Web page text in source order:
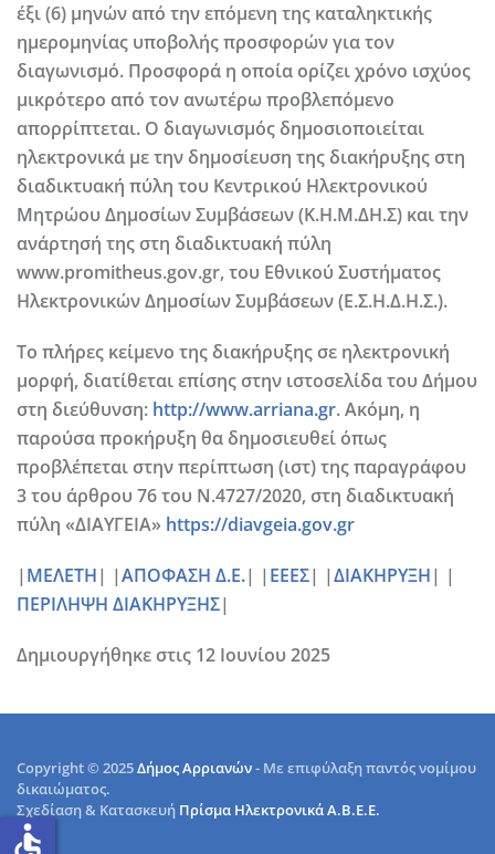
έξι (6) μηνών από την επόμενη της καταληκτικής
ημερομηνίας υποβολής προσφορών για τον
διαγωνισμό. Προσφορά η οποία ορίζει χρόνο ισχύος
μικρότερο από τον ανωτέρω προβλεπόμενο
απορρίπτεται. Ο διαγωνισμός δημοσιοποιείται
ηλεκτρονικά με την δημοσίευση της διακήρυξης στη
διαδικτυακή πύλη του Κεντρικού Ηλεκτρονικού
Μητρώου Δημοσίων Συμβάσεων (Κ.Η.Μ.ΔΗ.Σ) και την
ανάρτησή της στη διαδικτυακή πύλη
www.promitheus.gov.gr, του Εθνικού Συστήματος
Ηλεκτρονικών Δημοσίων Συμβάσεων (Ε.Σ.Η.Δ.Η.Σ.).
Το πλήρες κείμενο της διακήρυξης σε ηλεκτρονική
μορφή, διατίθεται επίσης στην ιστοσελίδα του Δήμου
στη διεύθυνση: http://www.arriana.gr. Ακόμη, η
παρούσα προκήρυξη θα δημοσιευθεί όπως
προβλέπεται στην περίπτωση (ιστ) της παραγράφου
3 του άρθρου 76 του Ν.4727/2020, στη διαδικτυακή
πύλη «ΔΙΑΥΓΕΙΑ» https://diavgeia.gov.gr
| ΜΕΛΕΤΗ| |ΑΠΟΦΑΣΗ Δ.Ε.| | ΕΕΕΣ| |ΔΙΑΚΗΡΥΞΗ| |
ΠΕΡΙΛΗΨΗ ΔΙΑΚΗΡΥΞΗΣ|
Δημιουργήθηκε στις 12 Ιουνίου 2025
Copyright © 2025Δήμος Αρριανών- Με επιφύλαξη παντός νομίμου
δικαιώματος.
Σχεδίαση & Κατασκευή Πρίσμα Ηλεκτρονικά Α.Β.Ε.Ε.
accessible